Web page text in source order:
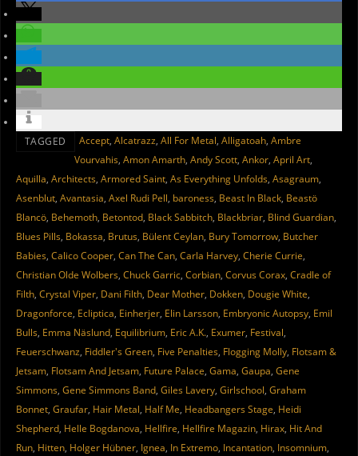
TAGGED Accept, Alcatrazz, All For Metal, Alligatoah, Ambre
Vourvahis, Amon Amarth, Andy Scott, Ankor, April Art,
Aquilla, Architects, Armored Saint, As Everything Unfolds, Asagraum,
Asenblut, Avantasia, Axel Rudi Pell, baroness, Beast In Black, Beastö
Blancö, Behemoth, Betontod, Black Sabbitch, Blackbriar, Blind Guardian,
Blues Pills, Bokassa, Brutus, Bülent Ceylan, Bury Tomorrow, Butcher
Babies, Calico Cooper, Can The Can, Carla Harvey, Cherie Currie,
Christian Olde Wolbers, Chuck Garric, Corbian, Corvus Corax, Cradle of
Filth, Crystal Viper, Dani Filth, Dear Mother, Dokken, Dougie White,
Dragonforce, Ecliptica, Einherjer, Elin Larsson, Embryonic Autopsy, Emil
Bulls, Emma Näslund, Equilibrium, Eric A.K., Exumer, Festival,
Feuerschwanz, Fiddler's Green, Five Penalties, Flogging Molly, Flotsam &
Jetsam, Flotsam And Jetsam, Future Palace, Gama, Gaupa, Gene
Simmons, Gene Simmons Band, Giles Lavery, Girlschool, Graham
Bonnet, Graufar, Hair Metal, Half Me, Headbangers Stage, Heidi
Shepherd, Helle Bogdanova, Hellfire, Hellfire Magazin, Hirax, Hit And
Run, Hitten, Holger Hübner, Ignea, In Extremo, Incantation, Insomnium,